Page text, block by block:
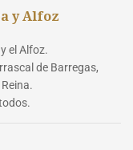
y Alfoz
el Alfoz.
de Barregas,